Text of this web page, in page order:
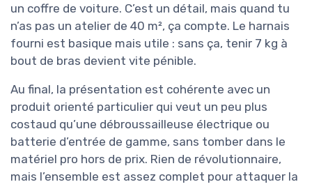
un coffre de voiture. C’est un détail, mais quand tu
n’as pas un atelier de 40 m², ça compte. Le harnais
fourni est basique mais utile : sans ça, tenir 7 kg à
bout de bras devient vite pénible.
Au final, la présentation est cohérente avec un
produit orienté particulier qui veut un peu plus
costaud qu’une débroussailleuse électrique ou
batterie d’entrée de gamme, sans tomber dans le
matériel pro hors de prix. Rien de révolutionnaire,
mais l’ensemble est assez complet pour attaquer la